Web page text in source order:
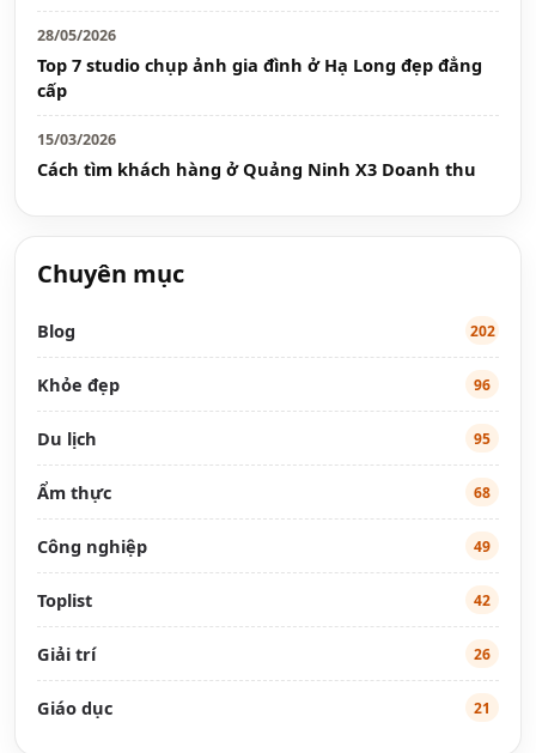
28/05/2026
Top 7 studio chụp ảnh gia đình ở Hạ Long đẹp đẳng
cấp
15/03/2026
Cách tìm khách hàng ở Quảng Ninh X3 Doanh thu
Chuyên mục
Blog 202
Khỏe đẹp 96
Du lịch 95
Ẩm thực 68
Công nghiệp 49
Toplist 42
Giải trí 26
Giáo dục 21